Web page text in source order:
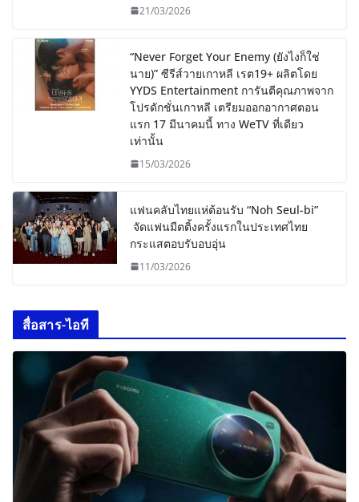
21/03/2026
“Never Forget Your Enemy (ยังไงก็ใช่
นาย)” ซีรีส์วายเกาหลี เรต19+ ผลิตโดย
YYDS Entertainment การันตีคุณภาพจาก
โปรดักชั่นเกาหลี เตรียมออกอากาศตอน
แรก 17 มีนาคมนี้ ทาง WeTV ที่เดียว
เท่านั้น
15/03/2026
แฟนคลับไทยแห่ต้อนรับ “Noh Seul-bi”
จัดแฟนมีตติ้งครั้งแรกในประเทศไทย
กระแสตอบรับอบอุ่น
11/03/2026
สื่อสาร-ไอที